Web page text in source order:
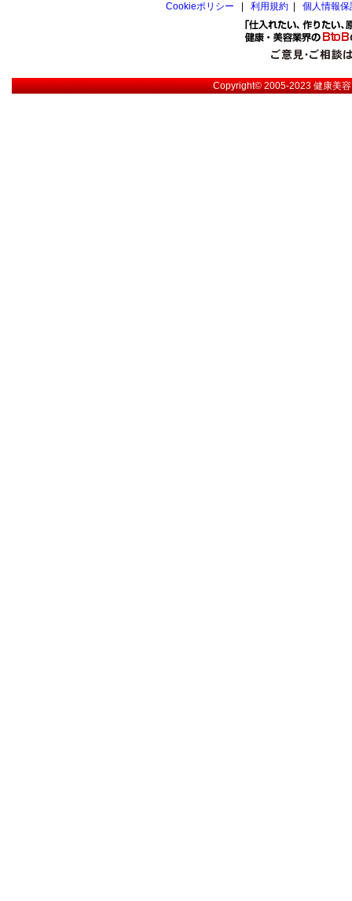
Cookieポリシー
利用規約 個人情報
Copyright© 2005-2023健康美